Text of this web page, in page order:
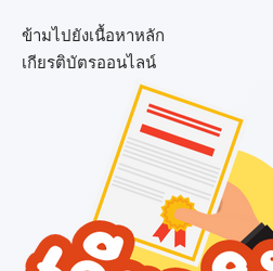
ข้ามไปยังเนื้อหาหลัก
เกียรติบัตรออนไลน์